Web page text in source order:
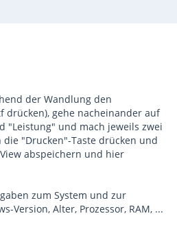
der Wandlung den
drücken), gehe nacheinander auf
"Leistung" und mach jeweils zwei
"Drucken"-Taste drücken und
abspeichern und hier
zum System und zur
Version, Alter, Prozessor, RAM, ...